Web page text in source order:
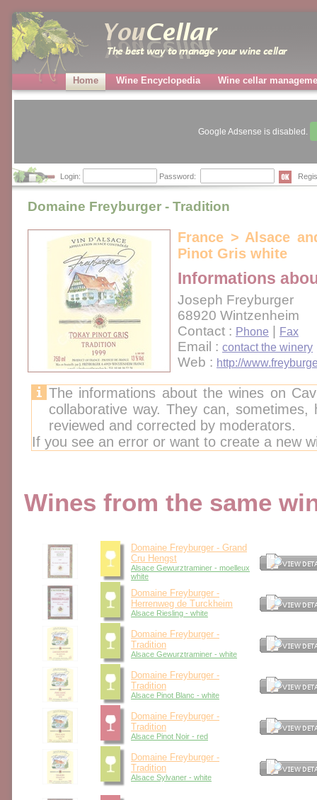
Home Wine Encyclopedia Wine cellar
Google Adsense is disabled.
Login: Password:
Domaine Freyburger - Tradition
France > Alsace
Pinot Gris white
Informations
Joseph Freyburger
68920 Wintzenheim
Contact : Phone Fax
Email : contact the winery
Web : http://
The informations about the wines on
collaborative way. They can,
reviewed and corrected by moderators.
If you see an error or want to create a new
Wines from the same
Domaine Freyburger - Grand
Cru Hengst
Alsace Gewurztraminer - moelleux
white
Domaine Freyburger -
Herrenweg de Turckheim
Alsace Riesling - white
Domaine Freyburger -
Tradition
Alsace Gewurztraminer - white
Domaine Freyburger -
Tradition
Alsace Pinot Blanc - white
Domaine Freyburger -
Tradition
Alsace Pinot Noir - red
Domaine Freyburger -
Tradition
Alsace Sylvaner - white